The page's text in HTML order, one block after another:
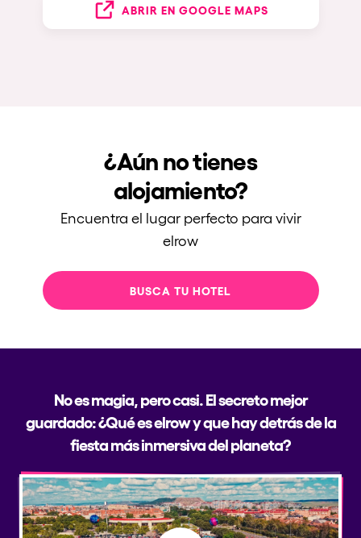
ABRIR EN GOOGLE MAPS
¿Aún no tienes
alojamiento?
Encuentra el lugar perfecto para vivir
elrow
BUSCA TU HOTEL
No es magia, pero casi. El secreto mejor
guardado: ¿Qué es elrow y que hay detrás de la
fiesta más inmersiva del planeta?